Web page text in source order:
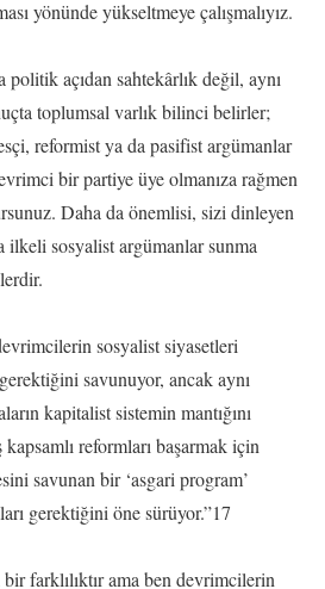
yönünde yükseltmeye çalışmalıyız.
açıdan sahtekârlık değil, aynı
toplumsal varlık bilinci belirler;
reformist ya da pasifist argümanlar
bir partiye üye olmanıza rağmen
Daha da önemlisi, sizi dinleyen
sosyalist argümanlar sunma
sosyalist siyasetleri
savunuyor, ancak aynı
kapitalist sistemin mantığını
reformları başarmak için
savunan bir ‘asgari program’
gerektiğini öne sürüyor.”17
farklılıktır ama ben devrimcilerin